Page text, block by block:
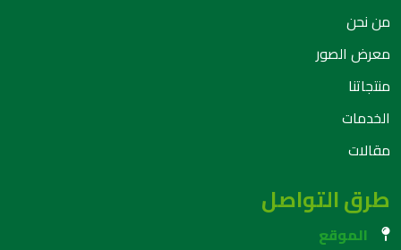
من نحن
معرض الصور
منتجاتنا
الخدمات
مقالات
طرق التواصل
الموقع